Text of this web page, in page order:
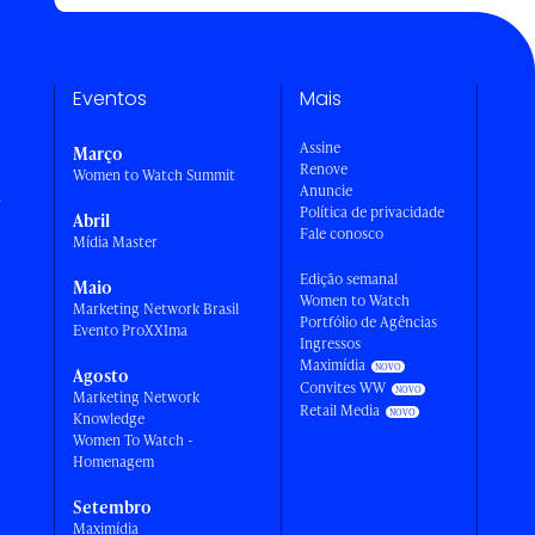
Eventos
Março
Women to Watch Summit
Abril
Mídia Master
Maio
Marketing Network Brasil
Evento ProXXIma
Agosto
Marketing Network
Knowledge
Women To Watch -
Homenagem
Setembro
Maximídia
Mais
Assine
Renove
Anuncie
Política de privacidade
Fale conosco
Edição semanal
Women to Watch
Portfólio de Agências
Ingressos
Maximídia
Convites WW
Retail Media